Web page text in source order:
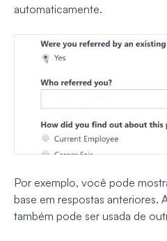
automaticamente.
Por exemplo, você pode
base em respostas anteriores.
também pode ser usada de